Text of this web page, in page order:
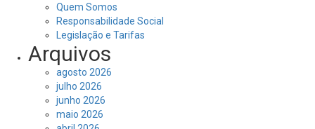
Quem Somos
Responsabilidade Social
Legislação e Tarifas
Arquivos
agosto 2026
julho 2026
junho 2026
maio 2026